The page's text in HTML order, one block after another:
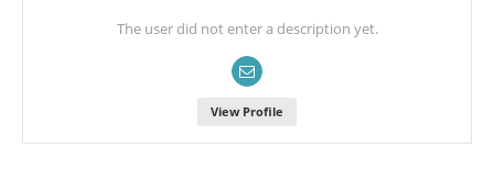
The user did not enter a description yet.
View Profile